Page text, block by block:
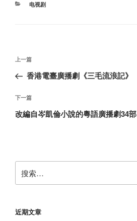
分
电视剧
文
导
航
上
一
文
章
上一篇
香港電臺廣播劇《三毛流浪記》
下
一
下一篇
改編自岑凱倫小說的粵語廣播劇34部
索：
近期文章